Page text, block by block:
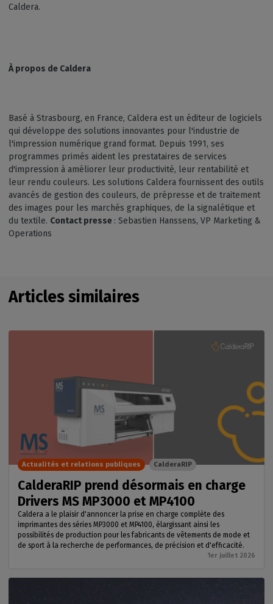
Caldera.
À propos de Caldera
Basé à Strasbourg, en France, Caldera est un éditeur de logiciels
qui développe des solutions innovantes pour l'industrie de
l'impression numérique grand format. Depuis 1991, ses
programmes primés aident les prestataires de services
d'impression à améliorer leur productivité, leur rentabilité et
leur rendu couleurs. Les solutions Caldera fournissent des outils
avancés de gestion des couleurs, de prépresse et de traitement
des images pour les marchés graphiques, de la signalétique et
du textile. Contact presse : Sebastien Hanssens, VP Marketing &
Operations
Articles similaires
CalderaRIP prend désormais en charge
Drivers MS MP3000 et MP4100
Caldera a le plaisir d'annoncer la prise en charge complète des
imprimantes des séries MP3000 et MP4100, élargissant ainsi les
possibilités de production pour les fabricants de vêtements de mode et
de sport à la recherche de performances, de précision et d'efficacité.
1er juillet 2026
Actualités et relations publiques CalderaRIP